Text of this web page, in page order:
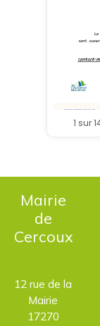
Mairie
de
Cercoux
12 rue de la
Mairie
17270